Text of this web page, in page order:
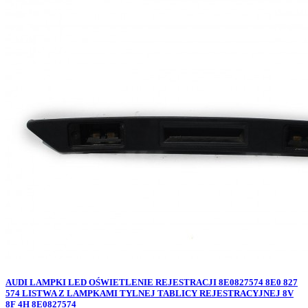
AUDI LAMPKI LED OŚWIETLENIE REJESTRACJI 8E0827574 8E0 827
574 LISTWA Z LAMPKAMI TYLNEJ TABLICY REJESTRACYJNEJ 8V
8F 4H 8E0827574